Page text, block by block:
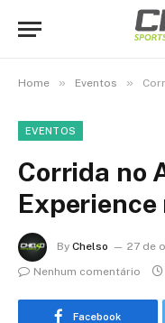
Home » Eventos »
EVENTOS
Corrida no
By Chelso
27 de
Nenhum comentário
Facebook